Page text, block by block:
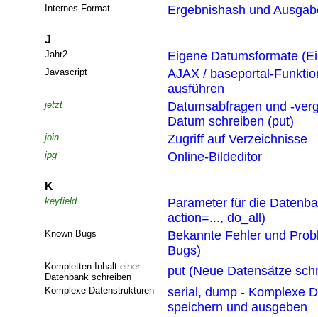
Internes Format Ergebnishash und
J
Jahr2 Eigene Datumsformate
Javascript
AJAX / baseportal-
ausführen
jetzt
Datumsabfragen und -
Datum schreiben (put)
join Zugriff auf Verzeichnisse
jpg Online-Bildeditor
K
keyfield
Parameter für die
action=..., do_all)
Known Bugs
Bekannte Fehler und
Bugs)
Kompletten Inhalt einer
Datenbank schreiben
put (Neue Datensätze
Komplexe Datenstrukturen
serial, dump - Komplexe
speichern und ausgeben